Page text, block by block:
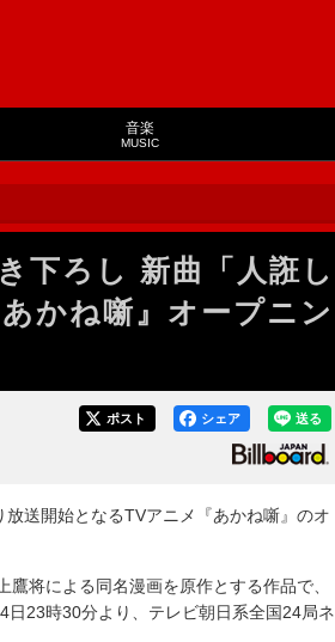
音楽
MUSIC
下ろし 新曲「人誑し
かね噺』オープニン
送る
シェア
ポスト
送開始となるTVアニメ『あかね噺』のオ
将による同名漫画を原作とする作品で、
23時30分より、テレビ朝日系全国24局ネ